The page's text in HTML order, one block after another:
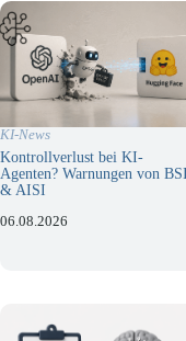
KI-News
Kontrollverlust bei KI-
Agenten? Warnungen von BSI
& AISI
06.08.2026